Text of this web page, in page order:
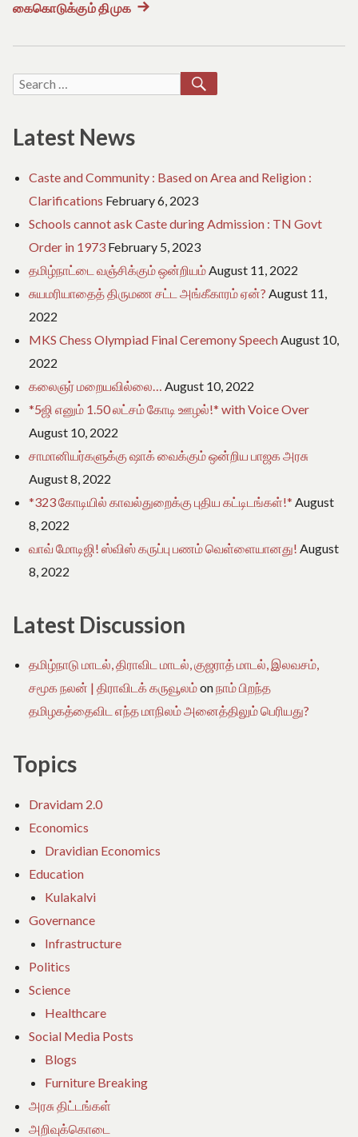
navigation
கைகொடுக்கும் திமுகNext
Search
Latest News
Caste and Community : Based on Area and Religion :
Clarifications February 6, 2023
Schools cannot ask Caste during Admission : TN Govt
Order in 1973 February 5, 2023
தமிழ்நாட்டை வஞ்சிக்கும் ஒன்றியம்August 11, 2022
சுயமரியாதைத் திருமண சட்ட அங்கீகாரம் ஏன்? August 11,
2022
MKS Chess Olympiad Final Ceremony SpeechAugust 10,
2022
கலைஞர் மறையவில்லை… August 10, 2022
*5ஜி எனும் 1.50 லட்சம் கோடி ஊழல்!* with Voice Over
August 10, 2022
சாமானியர்களுக்கு ஷாக் வைக்கும் ஒன்றிய பாஜக அரசு
August 8, 2022
*323 கோடியில் காவல்துறைக்கு புதிய கட்டிடங்கள்!* August
8, 2022
வாவ் மோடிஜி! ஸ்விஸ் கருப்பு பணம் வெள்ளையானது! August
8, 2022
Latest Discussion
தமிழ்நாடு மாடல், திராவிட மாடல், குஜராத் மாடல், இலவசம்,
சமூக நலன் | திராவிடக் கருவூலம்onநாம் பிறந்த
தமிழகத்தைவிட எந்த மாநிலம் அனைத்திலும் பெரியது?
Topics
Dravidam 2.0
Economics
Dravidian Economics
Education
Kulakalvi
Governance
Infrastructure
Politics
Science
Healthcare
Social Media Posts
Blogs
Furniture Breaking
அரசு திட்டங்கள்
அறிவுக்கொடை